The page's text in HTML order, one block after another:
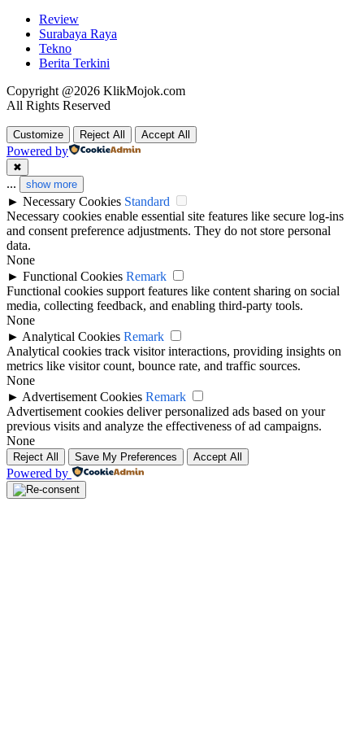
Review
Surabaya Raya
Tekno
Berita Terkini
Copyright @2026 KlikMojok.com
All Rights Reserved
Customize Reject All Accept All
Powered by
✖
... show more
► Necessary Cookies Standard
Necessary cookies enable essential site features like secure log-ins
and consent preference adjustments. They do not store personal
data.
None
► Functional Cookies Remark
Functional cookies support features like content sharing on social
media, collecting feedback, and enabling third-party tools.
None
► Analytical Cookies Remark
Analytical cookies track visitor interactions, providing insights on
metrics like visitor count, bounce rate, and traffic sources.
None
► Advertisement Cookies Remark
Advertisement cookies deliver personalized ads based on your
previous visits and analyze the effectiveness of ad campaigns.
None
Reject All Save My Preferences Accept All
Powered by